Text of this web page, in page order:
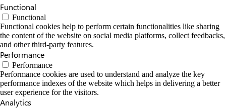
Functional
Functional
Functional cookies help to perform certain functionalities like sharing
the content of the website on social media platforms, collect feedbacks,
and other third-party features.
Performance
Performance
Performance cookies are used to understand and analyze the key
performance indexes of the website which helps in delivering a better
user experience for the visitors.
Analytics